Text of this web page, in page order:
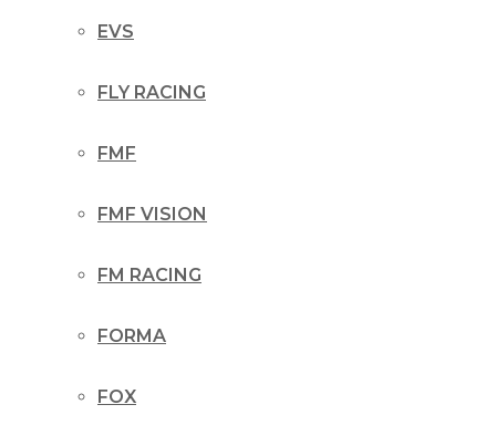
EVS
FLY RACING
FMF
FMF VISION
FM RACING
FORMA
FOX